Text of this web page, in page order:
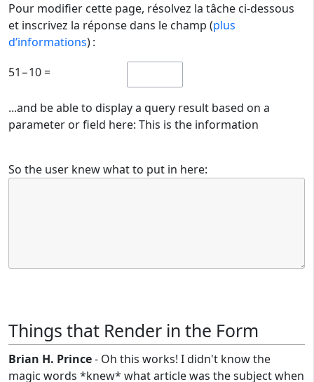
Pour modifier cette page, résolvez la tâche ci-dessous
et inscrivez la réponse dans le champ (plus
d’informations) :
51−10 =
...and be able to display a query result based on a
parameter or field here: This is the information
So the user knew what to put in here:
Things that Render in the Form
Brian H. Prince- Oh this works! I didn't know the
magic words *knew* what article was the subject when